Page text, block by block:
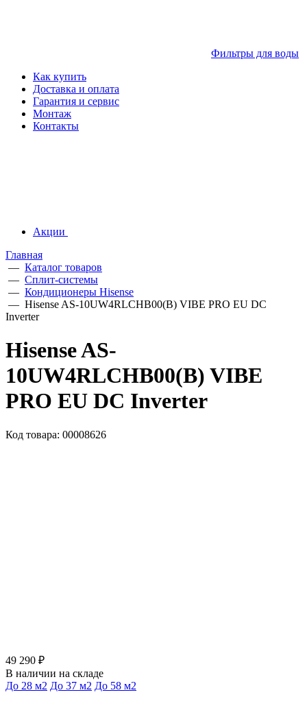
Фильтры для воды
Как купить
Доставка и оплата
Гарантия и сервис
Монтаж
Контакты
Акции
Главная
— Каталог товаров
— Сплит-системы
— Кондиционеры Hisense
— Hisense AS-10UW4RLCHB00(B) VIBE PRO EU DC
Inverter
Hisense AS-
10UW4RLCHB00(B) VIBE
PRO EU DC Inverter
Код товара: 00008626
49 290 ₽
В наличии на складе
До 28 м2 До 37 м2 До 58 м2